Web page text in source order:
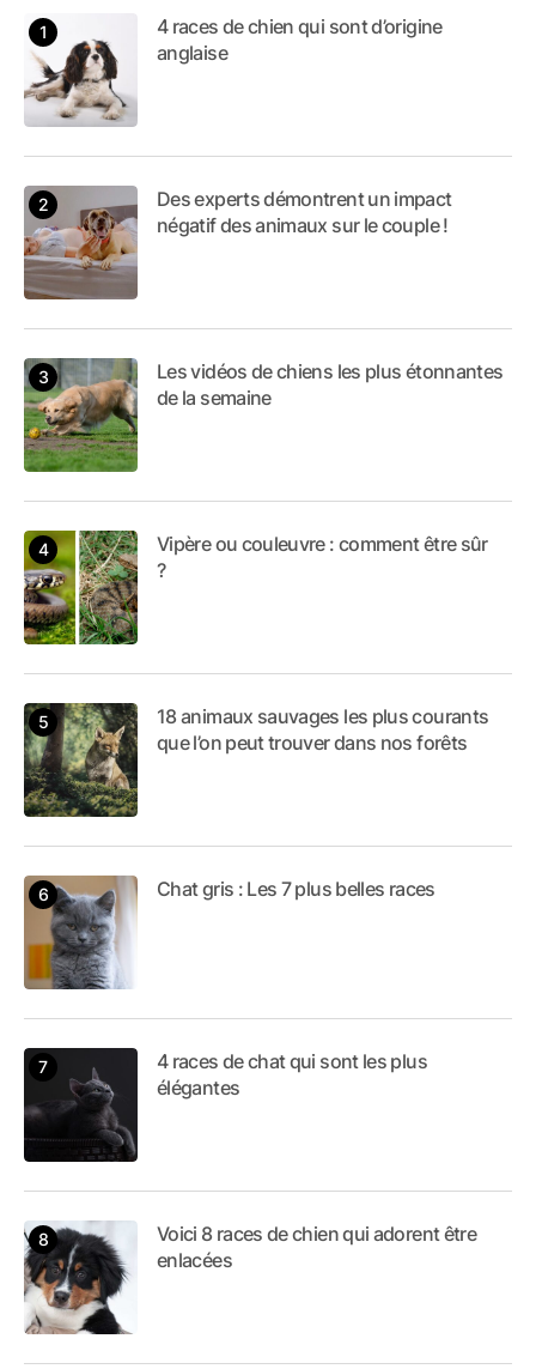
4 races de chien qui sont d’origine
anglaise
Des experts démontrent un impact
négatif des animaux sur le couple !
Les vidéos de chiens les plus étonnantes
de la semaine
Vipère ou couleuvre : comment être sûr
?
18 animaux sauvages les plus courants
que l’on peut trouver dans nos forêts
Chat gris : Les 7 plus belles races
4 races de chat qui sont les plus
élégantes
Voici 8 races de chien qui adorent être
enlacées